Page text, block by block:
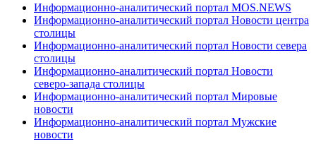
Информационно-аналитический портал MOS.NEWS
Информационно-аналитический портал Новости центра
столицы
Информационно-аналитический портал Новости севера
столицы
Информационно-аналитический портал Новости
северо-запада столицы
Информационно-аналитический портал Мировые
новости
Информационно-аналитический портал Мужские
новости